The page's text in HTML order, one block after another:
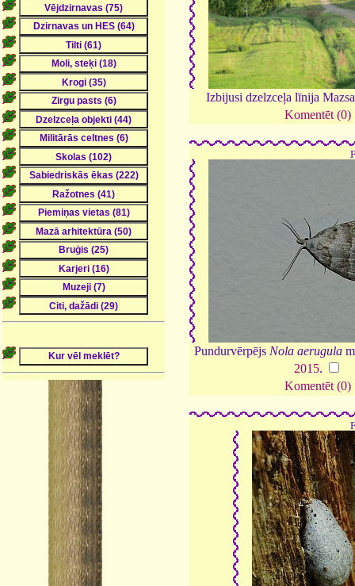
Izbijusi dzelzceļa līnija
Komentēt (0)
Pundurvērpējs Nola aerugula
2015.
Komentēt (0)